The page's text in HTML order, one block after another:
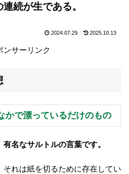
続が生である。
2024.07.29 2025.10.13
ンサーリンク
かで漂っているだけのもの
名なサルトルの言葉です。
れは紙を切るために存在してい